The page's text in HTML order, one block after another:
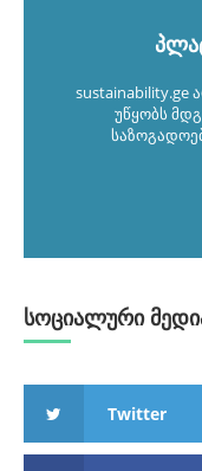
უწყობს
სოციალური
Twitter